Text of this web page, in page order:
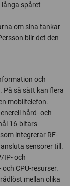
långa spåret
om sina tankar
blir det den
och
På så sätt kan flera
mobiltelefon.
hård- och
16-bitars
integrerar RF-
sensorer till.
IP- och
CPU-resurser.
mellan olika